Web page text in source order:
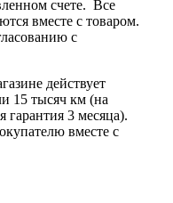
счете. Все
вместе с товаром.
с
действует
15 тысяч км (на
гарантия 3 месяца).
вместе с